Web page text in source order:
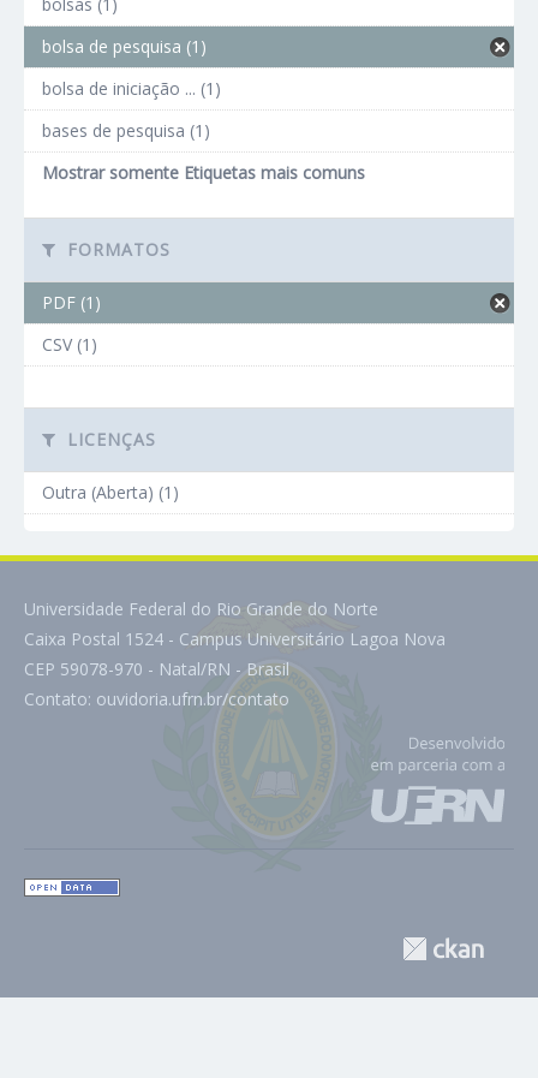
bolsa de pesquisa (1)
bolsa de iniciação ... (1)
bases de pesquisa (1)
Mostrar somente Etiquetas mais comuns
FORMATOS
PDF (1)
CSV (1)
LICENÇAS
Outra (Aberta) (1)
Universidade Federal do Rio Grande do Norte
Caixa Postal 1524 - Campus Universitário Lagoa Nova
CEP 59078-970 - Natal/RN - Brasil
Contato: ouvidoria.ufrn.br/contato